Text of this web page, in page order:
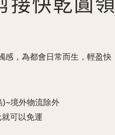
感，為都會日常而生，輕盈快
)~境外物流除外
可以免運